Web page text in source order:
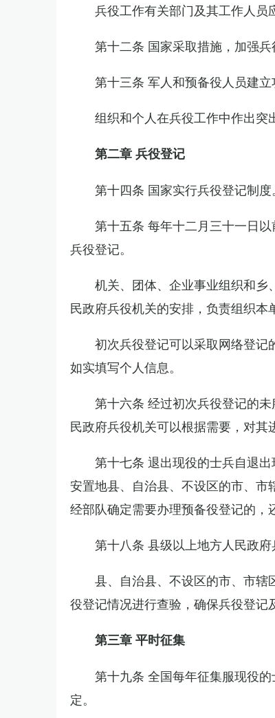
兵役工作有关部门及其工作人员
第十二条 国家采取措施，加强
第十三条 军人和预备役人员建
组织和个人在兵役工作中作出突
第二章 兵役登记
第十四条 国家实行兵役登记制
第十五条 每年十二月三十一日
兵役登记。
机关、团体、企业事业组织和乡
民政府兵役机关的安排，负责组织本
初次兵役登记可以采取网络登记
如实填写个人信息。
第十六条 经过初次兵役登记的
民政府兵役机关可以根据需要，对其
第十七条 退出现役的士兵自退
安置地县、自治县、不设区的市、市
经部队确定需要办理预备役登记的，
第十八条 县级以上地方人民政
县、自治县、不设区的市、市
役登记情况进行查验，确保兵役登记
第三章 平时征集
第十九条 全国每年征集服现役
定。